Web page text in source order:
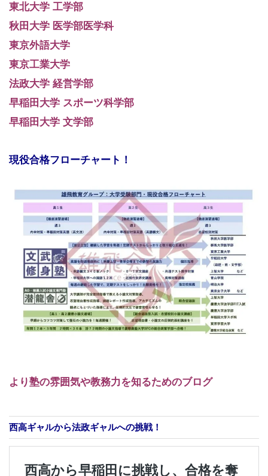
東北大学 工学部
秋田大学 医学部医学科
東京外語大学
東京工業大学
法政大学 経営学部
早稲田大学 スポーツ科学部
早稲田大学 文学部
現役合格フローチャート！
より塾の雰囲気や教務力を知るためのブログ
西高ギャルから法政ギャルへの挑戦！